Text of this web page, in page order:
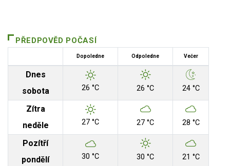
PŘEDPOVĚD POČASÍ
Dopoledne Odpoledne Večer
Dnes
sobota
26 °C 26 °C 24 °C
Zítra
neděle
27 °C 27 °C 28 °C
Pozítří
pondělí
30 °C 30 °C 21 °C